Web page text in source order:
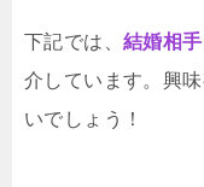
下記では、 結婚相
介しています。興
いでしょう！